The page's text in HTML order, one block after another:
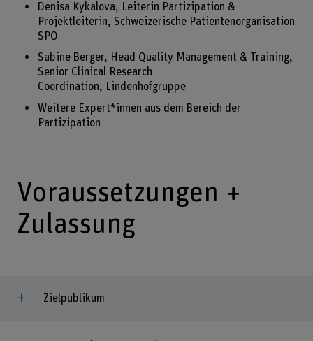
Denisa Kykalova, Leiterin Partizipation &
Projektleiterin, Schweizerische Patientenorganisation
SPO
Sabine Berger, Head Quality Management & Training,
Senior Clinical Research
Coordination, Lindenhofgruppe
Weitere Expert*innen aus dem Bereich der
Partizipation
Voraussetzungen +
Zulassung
Zielpublikum